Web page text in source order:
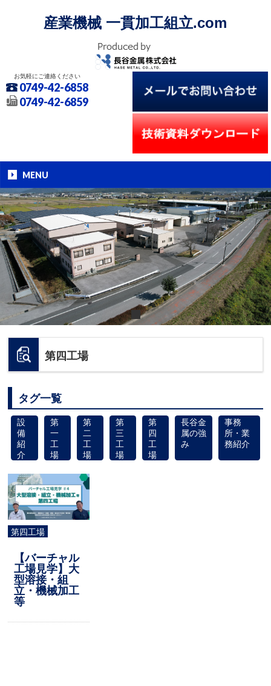
産業機械 一貫加工組立.com
お気軽にご連絡ください
0749-42-6858
0749-42-6859
MENU
第四工場
タグ一覧
設
備
紹
介
第
一
工
場
第
二
工
場
第
三
工
場
第
四
工
場
長谷金
属の強
み
事務
所・業
務紹介
第四工場
【バーチャル
工場見学】大
型溶接・組
立・機械加工
等